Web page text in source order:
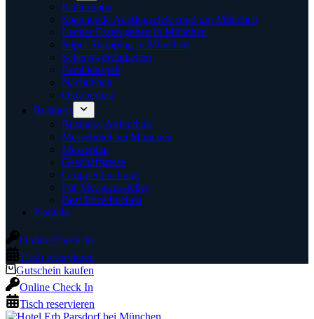
Kulturtipps
Spannende Ausflugsziele rund um München
Lecker Essen gehen in München
Super Shopping in München
Sehenswürdigkeiten
Familienspaß
Nachtleben
Oktoberfest
Business
Business-Aufenthalt
Messehotel bei München
Messeplan
Geschäftsreise
Gruppenbuchung
Für Messeaussteller
Best Price buchen
Kontakt
Online Check In
Tisch reservieren
Gutschein kaufen
Online Check In
Tisch reservieren